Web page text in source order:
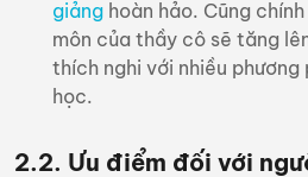
giảng hoàn hảo. Cũng
môn của thầy cô sẽ tăng
thích nghi với nhiều
học.
2.2. Ưu điểm đối với